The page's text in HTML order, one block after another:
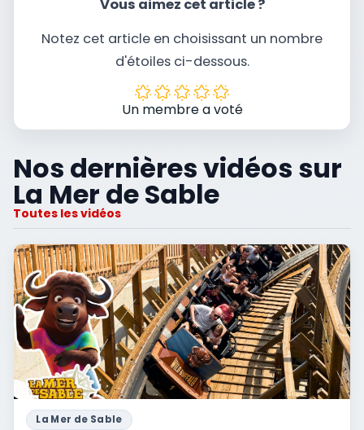
Vous aimez cet article ?
Notez cet article en choisissant un nombre
d'étoiles ci-dessous.
Un membre a voté
Nos dernières vidéos sur
La Mer de Sable
Toutes les vidéos
La Mer de Sable